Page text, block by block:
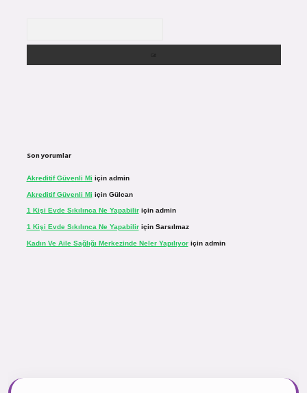
Son yorumlar
Akreditif Güvenli Mi için admin
Akreditif Güvenli Mi için Gülcan
1 Kişi Evde Sıkılınca Ne Yapabiliriçin admin
1 Kişi Evde Sıkılınca Ne Yapabiliriçin Sarsılmaz
Kadın Ve Aile Sağlığı Merkezinde Neler Yapılıyoriçin admin